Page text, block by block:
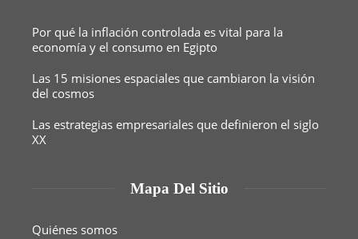
Por qué la inflación controlada es vital para la
economía y el consumo en Egipto
Las 15 misiones espaciales que cambiaron la visión
del cosmos
Las estrategias empresariales que definieron el siglo
XX
Mapa Del Sitio
Quiénes somos